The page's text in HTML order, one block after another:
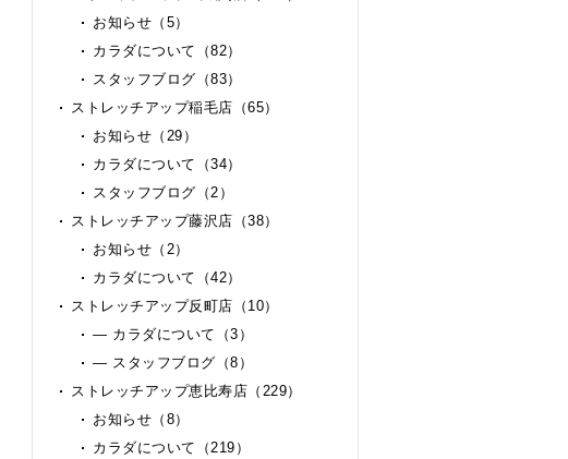
お知らせ（5）
カラダについて（82）
スタッフブログ（83）
ストレッチアップ稲毛店（65）
お知らせ（29）
カラダについて（34）
スタッフブログ（2）
ストレッチアップ藤沢店（38）
お知らせ（2）
カラダについて（42）
ストレッチアップ反町店（10）
— カラダについて（3）
— スタッフブログ（8）
ストレッチアップ恵比寿店（229）
お知らせ（8）
カラダについて（219）